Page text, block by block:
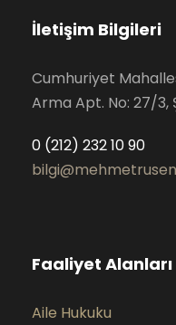
İletişim Bilgileri
Cumhuriyet
Arma Apt. No: 27/3,
0 (212) 232 10 90
Faaliyet Alanları
Aile Hukuku